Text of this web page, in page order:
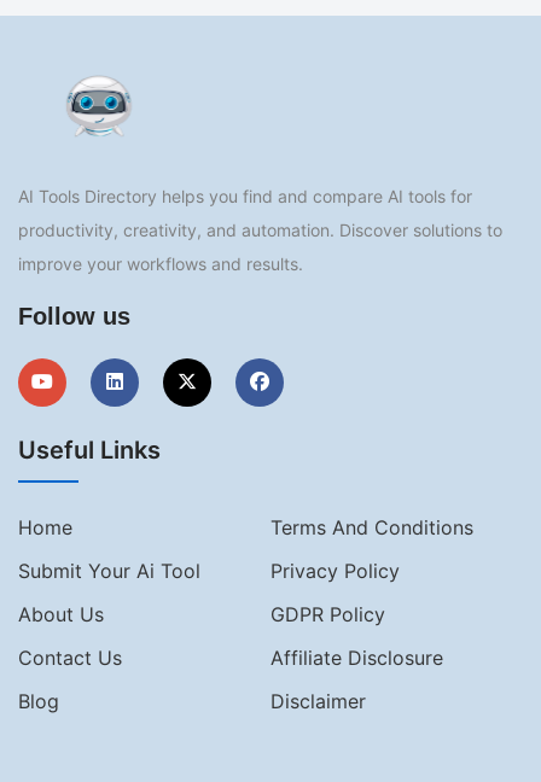
AI Tools Directory helps you find and compare AI tools for
productivity, creativity, and automation. Discover solutions to
improve your workflows and results.
Follow us
Useful Links
Home
Terms And Conditions
Submit Your Ai Tool
Privacy Policy
About Us
GDPR Policy
Contact Us
Affiliate Disclosure
Blog
Disclaimer